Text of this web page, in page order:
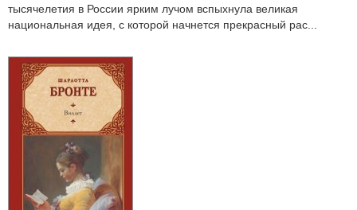
тысячелетия в России ярким лучом вспыхнула великая
национальная идея, с которой начнется прекрасный рас...